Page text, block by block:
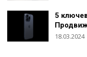
5
18.03.2024